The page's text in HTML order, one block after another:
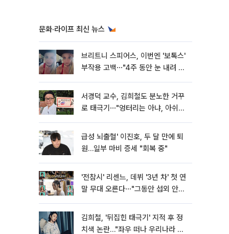
문화·라이프 최신 뉴스
브리트니 스피어스, 이번엔 '보톡스'
부작용 고백⋯"4주 동안 눈 내려 앉
서경덕 교수, 김희철도 분노한 거꾸
로 태극기⋯"엉터리는 아냐, 아쉬울
급성 뇌출혈' 이진호, 두 달 만에 퇴
원…일부 마비 증세 "회복 중"
'전참시' 리센느, 데뷔 '3년 차' 첫 연
말 무대 오른다⋯"그동안 섭외 안
김희철, '뒤집힌 태극기' 지적 후 정
치색 논란…"좌우 떠나 우리나라 국